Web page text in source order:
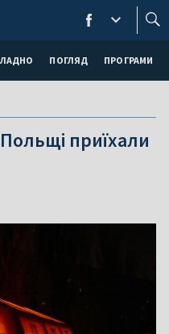
ПОГЛЯД ПРОГРАМИ
приїхали